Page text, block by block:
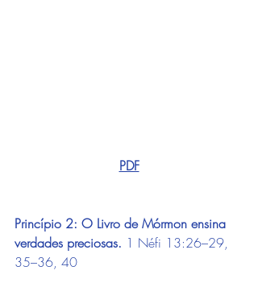
PDF
Princípio 2: O Livro de Mórmon ensina
verdades preciosas. 1 Néfi 13:26–29,
35–36, 40